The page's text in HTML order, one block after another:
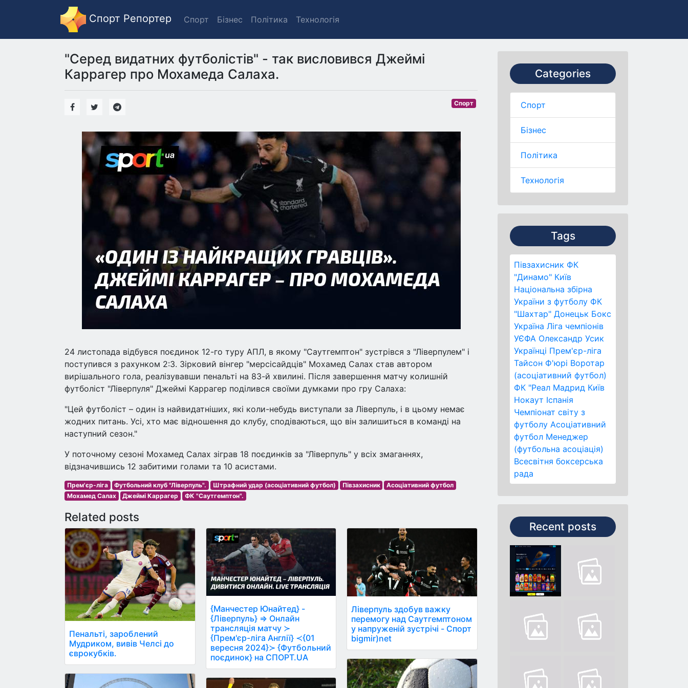
Спорт Репортер Спорт Бізнес Політика Технологія
Categories
Спорт
Бізнес
Політика
Технологія
Tags
Півзахисник ФК
"Динамо" Київ
Національна збірна
України з футболу ФК
"Шахтар" Донецьк Бокс
Україна Ліга чемпіонів
УЄФА Олександр Усик
Українці Прем'єр-ліга
Тайсон Ф'юрі Воротар
(асоціативний футбол)
ФК "Реал Мадрид Київ
Нокаут Іспанія
Чемпіонат світу з
футболу Асоціативний
футбол Менеджер
(футбольна асоціація)
Всесвітня боксерська
рада
Recent posts
"Серед видатних футболістів" - так висловився Джеймі
Каррагер про Мохамеда Салаха.
Спорт
24 листопада відбувся поєдинок 12-го туру АПЛ, в якому "Саутгемптон" зустрівся з "Ліверпулем" і
поступився з рахунком 2:3. Зірковий вінгер "мерсісайдців" Мохамед Салах став автором
вирішального гола, реалізувавши пенальті на 83-й хвилині. Після завершення матчу колишній
футболіст "Ліверпуля" Джеймі Каррагер поділився своїми думками про гру Салаха:
"Цей футболіст – один із найвидатніших, які коли-небудь виступали за Ліверпуль, і в цьому немає
жодних питань. Усі, хто має відношення до клубу, сподіваються, що він залишиться в команді на
наступний сезон."
У поточному сезоні Мохамед Салах зіграв 18 поєдинків за "Ліверпуль" у всіх змаганнях,
відзначившись 12 забитими голами та 10 асистами.
Прем'єр-ліга Футбольний клуб "Ліверпуль". Штрафний удар (асоціативний футбол) Півзахисник
Асоціативний футбол
Мохамед Салах
Джеймі Каррагер ФК "Саутгемптон".
Related posts
Пенальті, зароблений
Мудриком, вивів Челсі до
єврокубків.
{Манчестер Юнайтед} -
{Ліверпуль} ⇒ Онлайн
трансляція матчу ≻
{Прем'єр-ліга Англії} ≺{01
вересня 2024}≻ {Футбольний
поєдинок} на СПОРТ.UA
Ліверпуль здобув важку
перемогу над Саутгемптоном
у напруженій зустрічі - Спорт
bigmir)net